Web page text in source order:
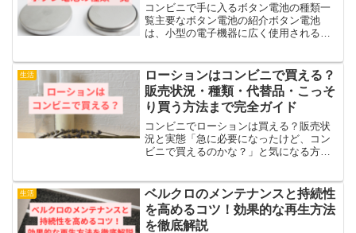
コンビニで手に入るボタン電池の種類一
覧主要なボタン電池の紹介ボタン電池
は、小型の電子機器に広く使用される電
様々な種類があります。コンビニで購入
できる代表的なボタン電池につ...
生活
ローションはコンビニで買える？
販売状況・種類・代替品・こっそ
り買う方法まで完全ガイド
コンビニでローションは買える？販売状
況と実態「急に必要になったけど、コン
ビニで買えるのかな？」と気になる方も
なります。セブンイレブンのローション
取り扱い状況一部の店舗で...
生活
ベルクロのメンテナンスと持続性
を高めるコツ！効果的な再生方法
を徹底解説